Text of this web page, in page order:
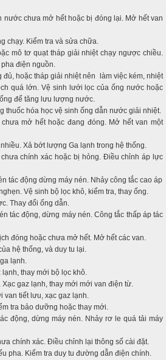
nước chưa mở hết hoặc bị đóng lại. Mở hết van
chạy. Kiểm tra và sửa chữa.
mô tơ quạt tháp giải nhiệt chạy ngược chiều.
điện nguồn.
hoặc tháp giải nhiệt nên làm việc kém, nhiệt
quá lớn. Vệ sinh lưới lọc của ống nước hoặc
để tăng lưu lượng nước.
thuốc hóa học vệ sinh ống dẫn nước giải nhiệt.
mở hết hoặc đang đóng. Mở hết van một
Xả bớt lượng Ga lạnh trong hệ thống.
chính xác hoặc bị hỏng. Điều chỉnh áp lực
tác động dừng máy nén. Nhảy công tắc cao áp
Vệ sinh bộ lọc khô, kiểm tra, thay ống.
Thay đổi ống dẫn.
tác động, dừng máy nén. Công tắc thấp áp tác
đóng hoặc chưa mở hết. Mở hết các van.
hệ thống, và duy tu lại.
lạnh.
thay mới bộ lọc khô.
gaz lạnh, thay mới mới van điện từ.
van tiết lưu, xạc gaz lạnh.
tra bảo dưỡng hoặc thay mới.
động, dừng máy nén. Nhảy rơ le quá tải máy
chính xác. Điều chỉnh lại thông số cài đặt.
pha. Kiểm tra duy tu đường dẫn điện chính.